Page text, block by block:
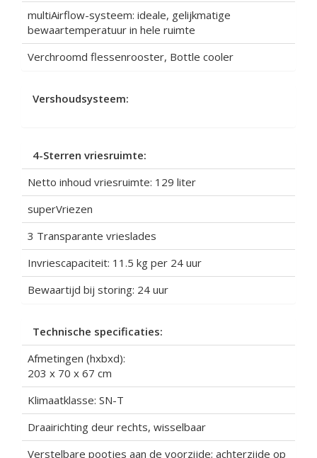
multiAirflow-systeem: ideale, gelijkmatige
bewaartemperatuur in hele ruimte
Verchroomd flessenrooster, Bottle cooler
Vershoudsysteem:
4-Sterren vriesruimte:
Netto inhoud vriesruimte: 129 liter
superVriezen
3 Transparante vrieslades
Invriescapaciteit: 11.5 kg per 24 uur
Bewaartijd bij storing: 24 uur
Technische specificaties:
Afmetingen (hxbxd):
203 x 70 x 67 cm
Klimaatklasse: SN-T
Draairichting deur rechts, wisselbaar
Verstelbare pootjes aan de voorzijde; achterzijde op